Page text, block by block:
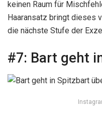
keinen Raum für
Haaransatz bringt dieses
die nächste Stufe der
#7: Bart geht